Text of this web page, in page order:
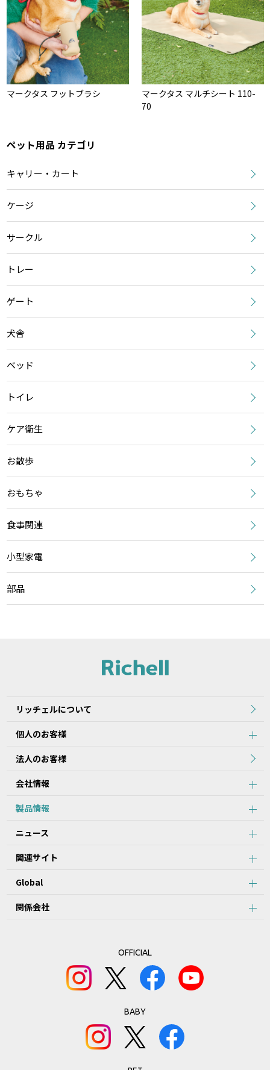
マークタス フットブラシ
マークタス マルチシート 110-
70
ペット用品 カテゴリ
キャリー・カート
ケージ
サークル
トレー
ゲート
犬舎
ベッド
トイレ
ケア衛生
お散歩
おもちゃ
食事関連
小型家電
部品
リッチェルについて
個人のお客様
法人のお客様
会社情報
製品情報
ニュース
関連サイト
Global
関係会社
OFFICIAL
BABY